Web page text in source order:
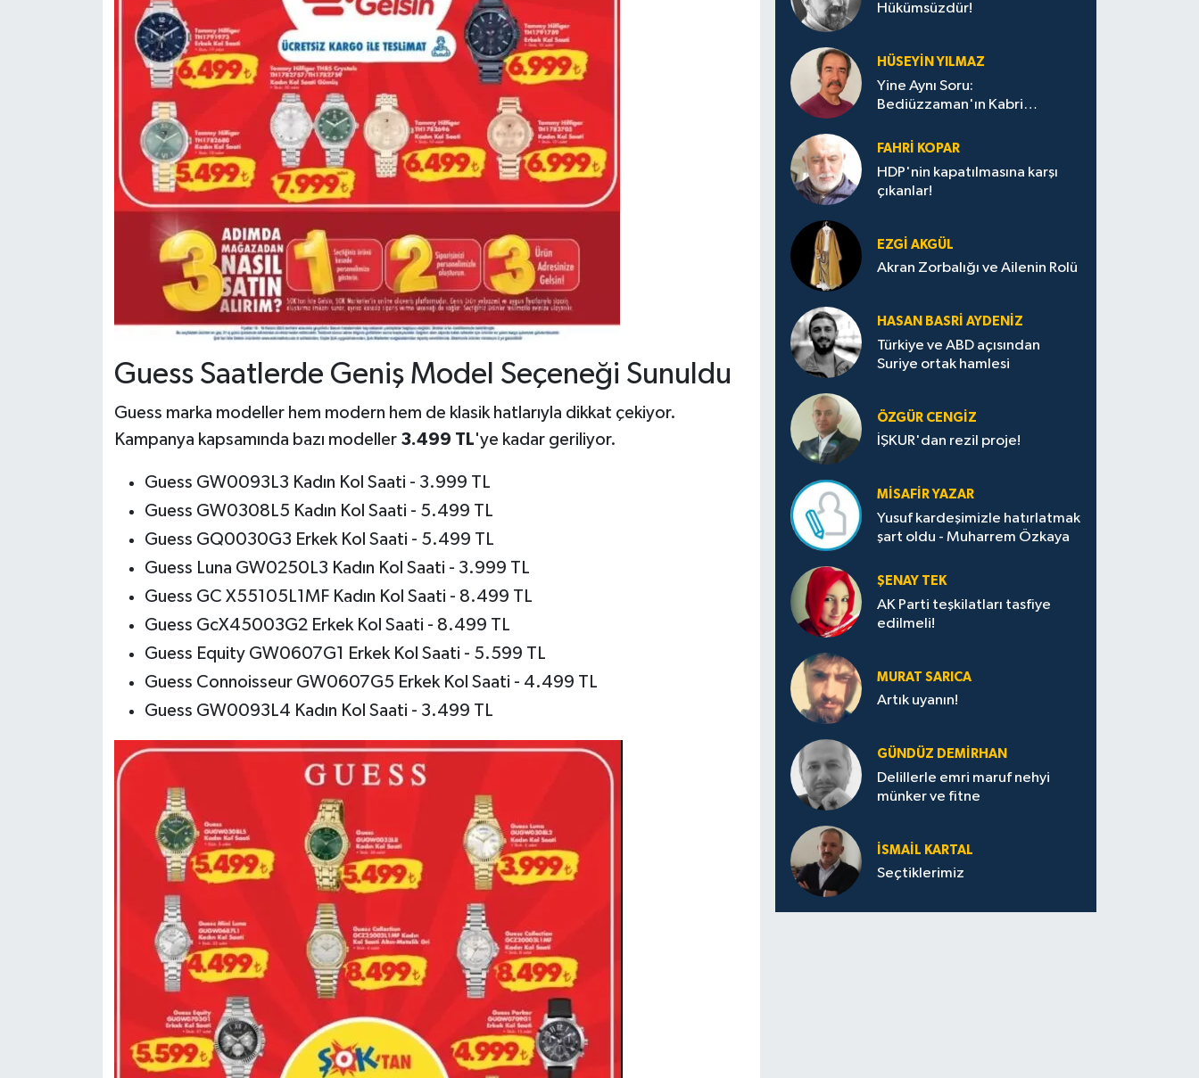
Guess Saatlerde Geniş Model Seçeneği Sunuldu
Guess marka modeller hem modern hem de klasik hatlarıyla dikkat çekiyor.
Kampanya kapsamında bazı modeller 3.499 TL'ye kadar geriliyor.
Guess GW0093L3 Kadın Kol Saati - 3.999 TL
Guess GW0308L5 Kadın Kol Saati - 5.499 TL
Guess GQ0030G3 Erkek Kol Saati - 5.499 TL
Guess Luna GW0250L3 Kadın Kol Saati - 3.999 TL
Guess GC X55105L1MF Kadın Kol Saati - 8.499 TL
Guess GcX45003G2 Erkek Kol Saati - 8.499 TL
Guess Equity GW0607G1 Erkek Kol Saati - 5.599 TL
Guess Connoisseur GW0607G5 Erkek Kol Saati - 4.499 TL
Guess GW0093L4 Kadın Kol Saati - 3.499 TL
Hükümsüzdür!
HÜSEYIN YILMAZ
Yine Aynı Soru:
Bediüzzaman'ın Kabri
FAHRI KOPAR
HDP'nin kapatılmasına karşı
çıkanlar!
EZGI AKGÜL
Akran Zorbalığı ve Ailenin Rolü
HASAN BASRI AYDENIZ
Türkiye ve ABD açısından
Suriye ortak hamlesi
ÖZGÜR CENGIZ
İŞKUR'dan rezil proje!
MISAFIR YAZAR
Yusuf kardeşimizle hatırlatmak
şart oldu - Muharrem Özkaya
ŞENAY TEK
AK Parti teşkilatları tasfiye
edilmeli!
MURAT SARICA
Artık uyanın!
GÜNDÜZ DEMIRHAN
Delillerle emri maruf nehyi
münker ve fitne
İSMAIL KARTAL
Seçtiklerimiz